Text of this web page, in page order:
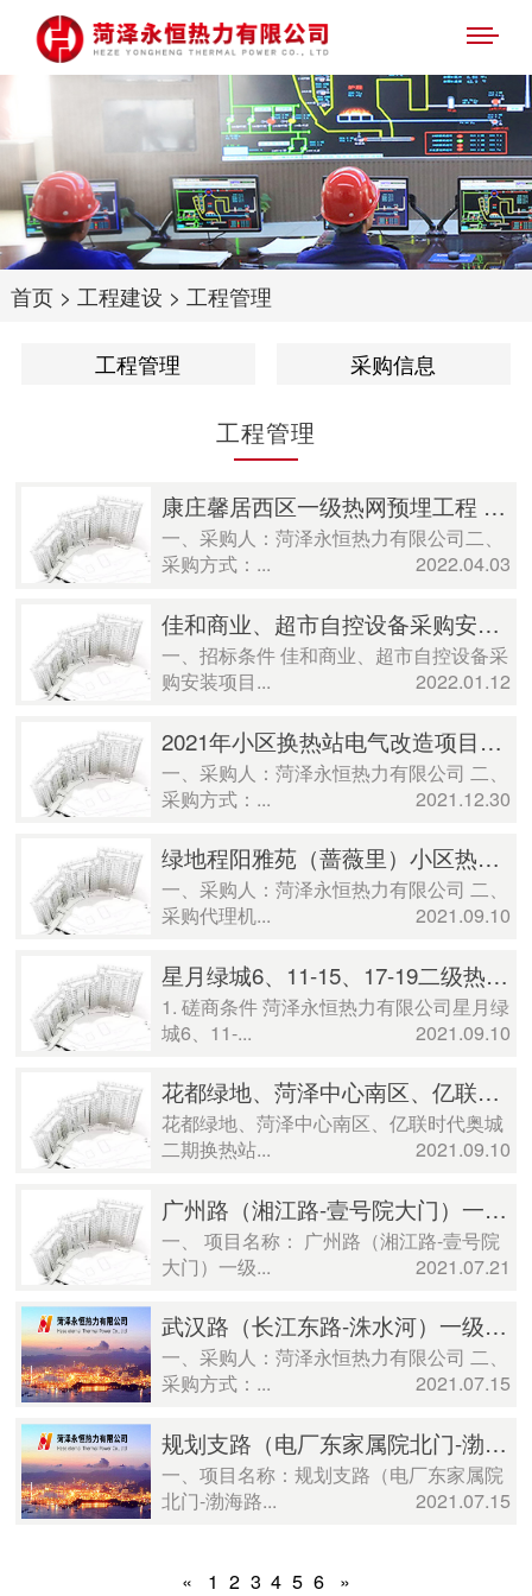
首页> 工程建设 > 工程管理
工程管理 采购信息
工程管理
康庄馨居西区一级热网预埋工程 成交公示
一、采购人：菏泽永恒热力有限公司二、
采购方式：...
2022.04.03
佳和商业、超市自控设备采购安装项目比价公告
一、招标条件 佳和商业、超市自控设备采
购安装项目...
2022.01.12
2021年小区换热站电气改造项目（三次）成交公示
一、采购人：菏泽永恒热力有限公司 二、
采购方式：...
2021.12.30
绿地程阳雅苑（蔷薇里）小区热网建设工程EPC项目成交公示
一、采购人：菏泽永恒热力有限公司 二、
采购代理机...
2021.09.10
星月绿城6、11-15、17-19二级热网建设工程竞争性磋商公告
1. 磋商条件 菏泽永恒热力有限公司星月绿
城6、11-...
2021.09.10
花都绿地、菏泽中心南区、亿联时代奥城二期换热站施工总承包竞争性磋商公告
花都绿地、菏泽中心南区、亿联时代奥城
二期换热站...
2021.09.10
广州路（湘江路-壹号院大门）一级热网建设工程管材采购及保温施工流标公告
一、 项目名称： 广州路（湘江路-壹号院
大门）一级...
2021.07.21
武汉路（长江东路-洙水河）一级热网建设工程 成交公示
一、采购人：菏泽永恒热力有限公司 二、
采购方式：...
2021.07.15
规划支路（电厂东家属院北门-渤海路）一级热网建设工程流标公告
一、项目名称：规划支路（电厂东家属院
北门-渤海路...
2021.07.15
« 1 2 3 4 5 6 »